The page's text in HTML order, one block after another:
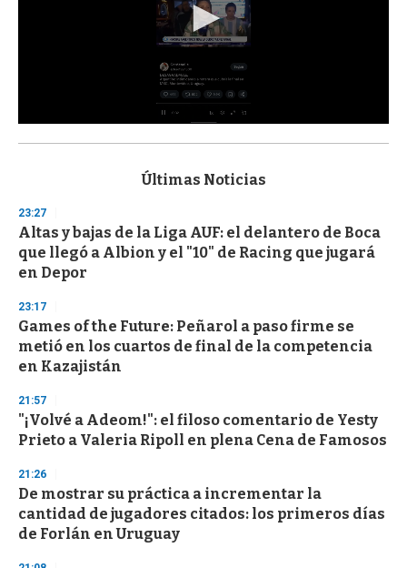
s
d
s
o
f
3
s
e
c
o
n
Últimas Noticias
23:27
Altas y bajas de la Liga AUF: el delantero de Boca
que llegó a Albion y el "10" de Racing que jugará
en Depor
23:17
Games of the Future: Peñarol a paso firme se
metió en los cuartos de final de la competencia
en Kazajistán
21:57
"¡Volvé a Adeom!": el filoso comentario de Yesty
Prieto a Valeria Ripoll en plena Cena de Famosos
21:26
De mostrar su práctica a incrementar la
cantidad de jugadores citados: los primeros días
de Forlán en Uruguay